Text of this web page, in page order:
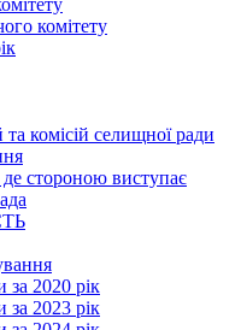
комітету
та комісій селищної ради
стороною виступає
за 2020 рік
за 2023 рік